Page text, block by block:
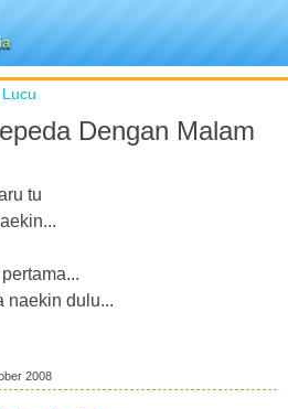
Dengan Malam
tu
naekin dulu...
2008